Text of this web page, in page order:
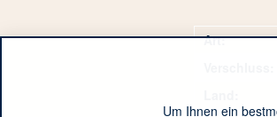
Art:
Um Ihnen ein